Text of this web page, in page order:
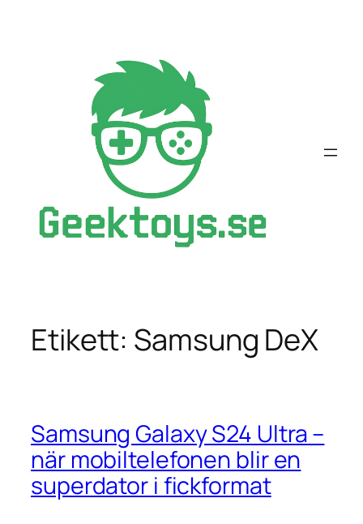
Etikett: Samsung DeX
Samsung Galaxy S24 Ultra –
när mobiltelefonen blir en
superdator i fickformat